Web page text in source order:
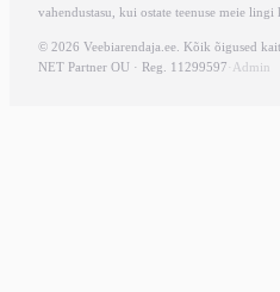
vahendustasu, kui ostate teenuse meie
© 2026 Veebiarendaja.ee. Kõik õigused
NET Partner OU · Reg. 11299597· Admin